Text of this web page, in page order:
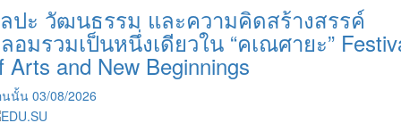
ปะ วัฒนธรรม และความคิดสร้างสรรค์
อมรวมเป็นหนึ่งเดียวใน “คเณศายะ”
Arts and New Beginnings
นนั้น 03/08/2026